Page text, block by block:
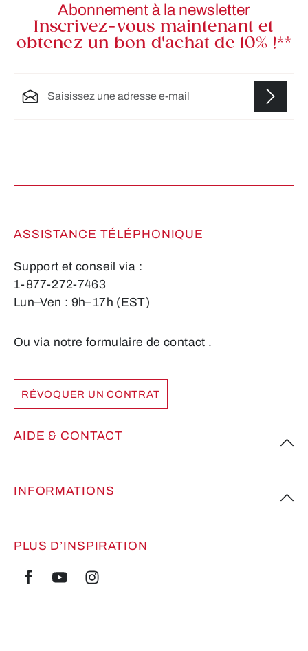
Abonnement à la newsletter
Inscrivez-vous maintenant et
obtenez un bon d'achat de 10% !**
ASSISTANCE TÉLÉPHONIQUE
Support et conseil via :
1-877-272-7463
Lun–Ven : 9h–17h (EST)
Ou via notre formulaire de contact .
RÉVOQUER UN CONTRAT
AIDE & CONTACT
INFORMATIONS
PLUS D’INSPIRATION